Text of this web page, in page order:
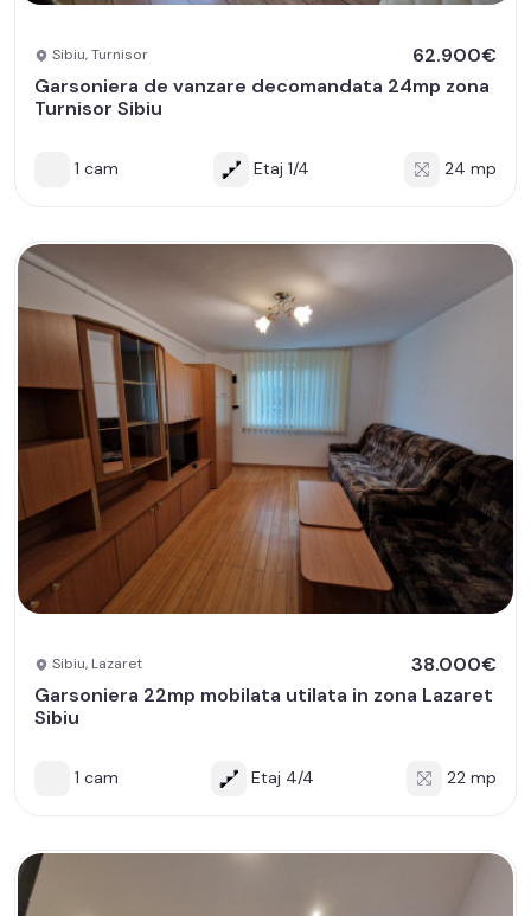
Sibiu, Turnisor
62.900€
Garsoniera de vanzare decomandata 24mp zona
Turnisor Sibiu
1 cam Etaj 1/4 24 mp
Sibiu, Lazaret
38.000€
Garsoniera 22mp mobilata utilata in zona Lazaret
Sibiu
1 cam Etaj 4/4 22 mp